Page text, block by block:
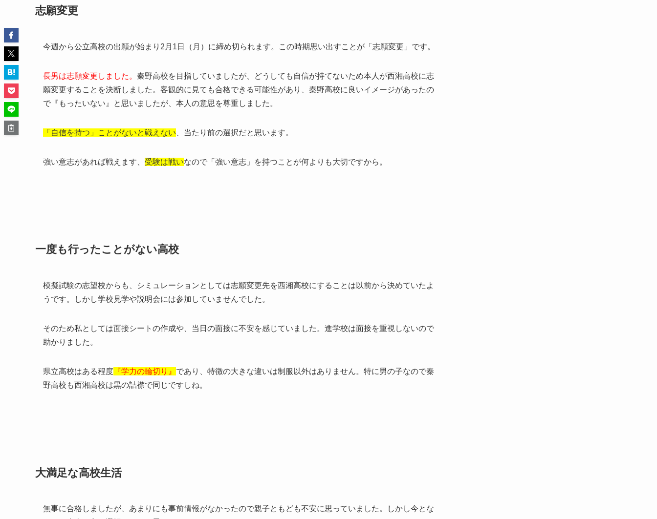
志願変更
今週から公立高校の出願が始まり2月1日（月）に締め切られます。この時期思い出すことが「志願変更」です。
長男は志願変更しました。 秦野高校を目指していましたが、どうしても自信が持てないため本人が西湘高校に志
願変更することを決断しました。客観的に見ても合格できる可能性があり、秦野高校に良いイメージがあったの
で『もったいない』と思いましたが、本人の意思を尊重しました。
「自信を持つ」ことがないと戦えない 、当たり前の選択だと思います。
強い意志があれば戦えます、 受験は戦いなので「強い意志」を持つことが何よりも大切ですから。
一度も行ったことがない高校
模擬試験の志望校からも、シミュレーションとしては志願変更先を西湘高校にすることは以前から決めていたよ
うです。しかし学校見学や説明会には参加していませんでした。
そのため私としては面接シートの作成や、当日の面接に不安を感じていました。進学校は面接を重視しないので
助かりました。
県立高校はある程度 『学力の輪切り』 であり、特徴の大きな違いは制服以外はありません。特に男の子なので秦
野高校も西湘高校は黒の詰襟で同じですしね。
大満足な高校生活
無事に合格しましたが、あまりにも事前情報がなかったので親子ともども不安に思っていました。しかし今とな